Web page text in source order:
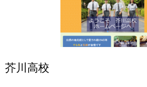
芥川高校